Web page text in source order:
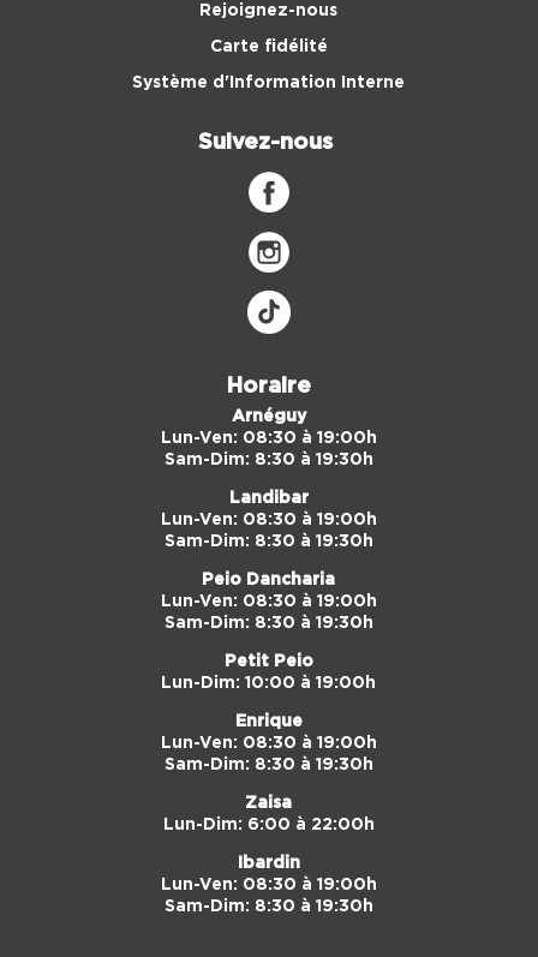
Rejoignez-nous
Carte fidélité
Système d'Information Interne
Suivez-nous
Horaire
Arnéguy
Lun-Ven: 08:30 à 19:00h
Sam-Dim: 8:30 à 19:30h
Landibar
Lun-Ven: 08:30 à 19:00h
Sam-Dim: 8:30 à 19:30h
Peio Dancharia
Lun-Ven: 08:30 à 19:00h
Sam-Dim: 8:30 à 19:30h
Petit Peio
Lun-Dim: 10:00 à 19:00h
Enrique
Lun-Ven: 08:30 à 19:00h
Sam-Dim: 8:30 à 19:30h
Zaisa
Lun-Dim: 6:00 à 22:00h
Ibardin
Lun-Ven: 08:30 à 19:00h
Sam-Dim: 8:30 à 19:30h